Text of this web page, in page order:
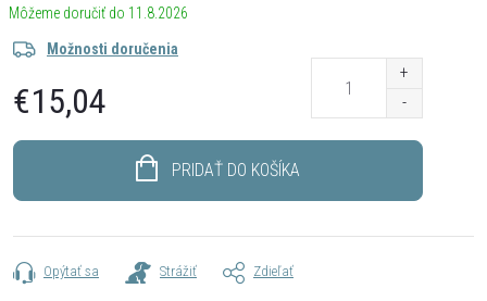
11.8.2026
Možnosti doručenia
€15,04
PRIDAŤ DO KOŠÍKA
Opýtať sa Strážiť Zdieľať